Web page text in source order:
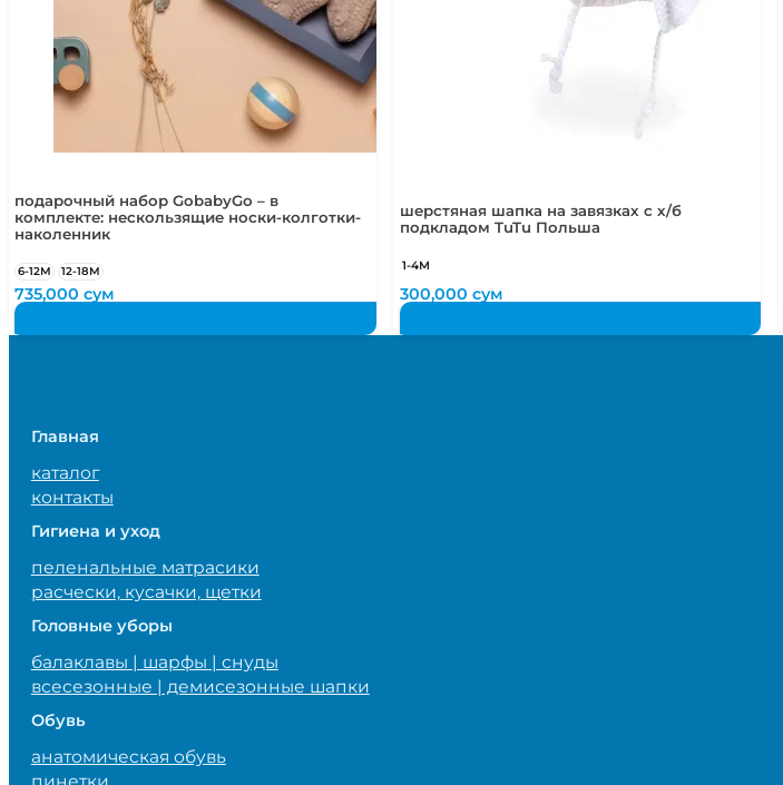
подарочный набор GobabyGo – в
комплекте: нескользящие носки-колготки-
наколенник
6-12М 12-18М
735,000сум
шерстяная шапка на завязках с х/б
подкладом TuTu Польша
1-4М
300,000 сум
Главная
каталог
контакты
Гигиена и уход
пеленальные матрасики
расчески, кусачки, щетки
Головные уборы
балаклавы | шарфы | снуды
всесезонные | демисезонные шапки
Обувь
анатомическая обувь